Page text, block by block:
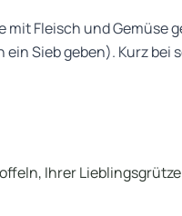
Fleisch und Gemüse
Sieb geben). Kurz bei
Ihrer